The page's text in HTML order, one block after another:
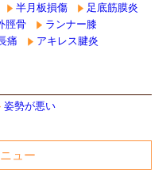
半月板損傷
足底筋膜炎
脛骨
ランナー膝
痛
アキレス腱炎
姿勢が悪い
ュー